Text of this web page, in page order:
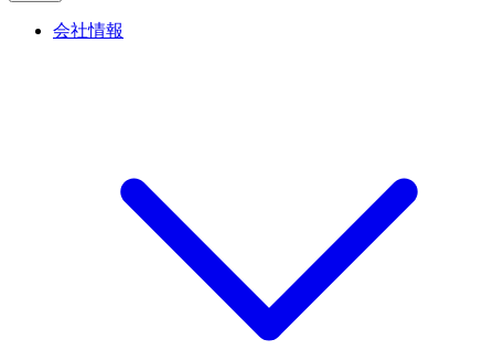
会社情報